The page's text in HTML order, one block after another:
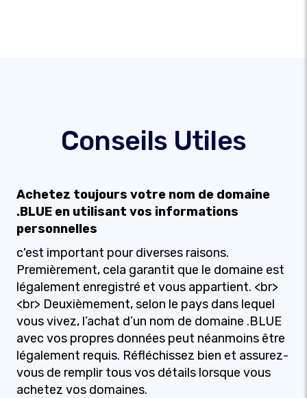
Conseils Utiles
Achetez toujours votre nom de domaine
.BLUE en utilisant vos informations
personnelles
c'est important pour diverses raisons.
Premièrement, cela garantit que le domaine est
légalement enregistré et vous appartient. <br>
<br> Deuxièmement, selon le pays dans lequel
vous vivez, l’achat d’un nom de domaine .BLUE
avec vos propres données peut néanmoins être
légalement requis. Réfléchissez bien et assurez-
vous de remplir tous vos détails lorsque vous
achetez vos domaines.